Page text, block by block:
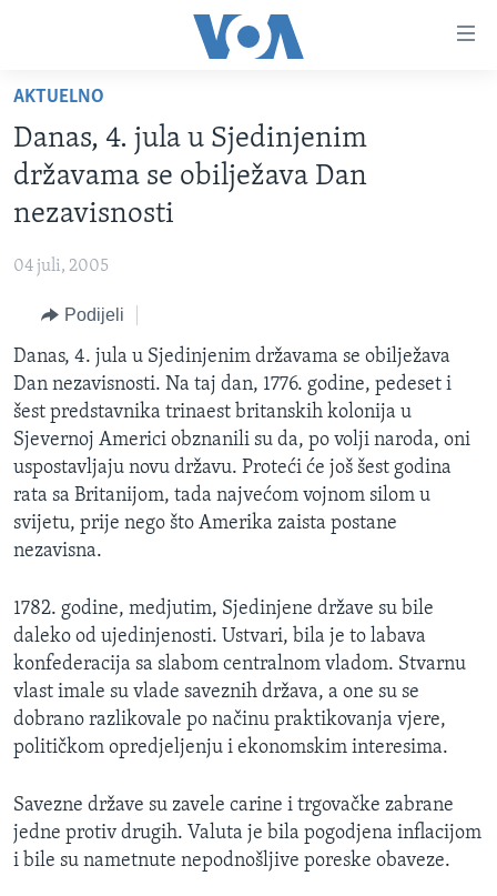
glavni
sadržaj
Pređi
na
glavnu
Idi
pretragu
VIDEO
FOTOGRAFIJE DANA
SJEDINJENE AMERIČKE DRŽAVE
BOSNA I HERCEGOVINA
SVIJET
NAUKA I TEHNOLOGIJA
SPECIJALNI PROJEKTI
KORUPCIJA
SLOBODA MEDIJA
ŽENSKA STRANA
IZBJEGLIČKA STRANA
MAGAZIN
O GLASU AMERIKE
Learning English
AKTUELNO
Danas, 4. jula u Sjedinjenim
državama se obilježava Dan
nezavisnosti
04 juli, 2005
Podijeli
Danas, 4. jula u Sjedinjenim državama se obilježava
Dan nezavisnosti. Na taj dan, 1776. godine, pedeset i
šest predstavnika trinaest britanskih kolonija u
Sjevernoj Americi obznanili su da, po volji naroda, oni
uspostavljaju novu državu. Proteći će još šest godina
rata sa Britanijom, tada najvećom vojnom silom u
svijetu, prije nego što Amerika zaista postane
nezavisna.
1782. godine, medjutim, Sjedinjene države su bile
daleko od ujedinjenosti. Ustvari, bila je to labava
konfederacija sa slabom centralnom vladom. Stvarnu
vlast imale su vlade saveznih država, a one su se
dobrano razlikovale po načinu praktikovanja vjere,
političkom opredjeljenju i ekonomskim interesima.
Savezne države su zavele carine i trgovačke zabrane
jedne protiv drugih. Valuta je bila pogodjena inflacijom
i bile su nametnute nepodnošljive poreske obaveze.